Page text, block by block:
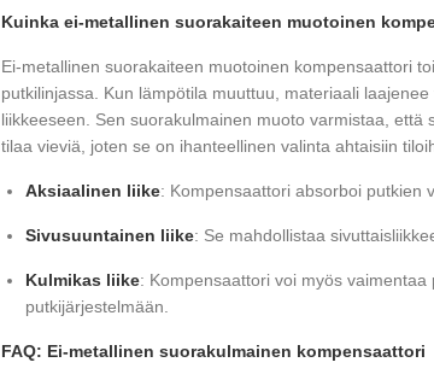
Kuinka ei-metallinen suorakaiteen muotoinen
Ei-metallinen suorakaiteen muotoinen kompensaattori
putkilinjassa. Kun lämpötila muuttuu, materiaali
liikkeeseen. Sen suorakulmainen muoto varmistaa,
tilaa vieviä, joten se on ihanteellinen valinta ahtaisiin
Aksiaalinen liike: Kompensaattori absorboi putkien
Sivusuuntainen liike: Se mahdollistaa
Kulmikas liike: Kompensaattori voi myös
putkijärjestelmään.
FAQ: Ei-metallinen suorakulmainen kompensaattori